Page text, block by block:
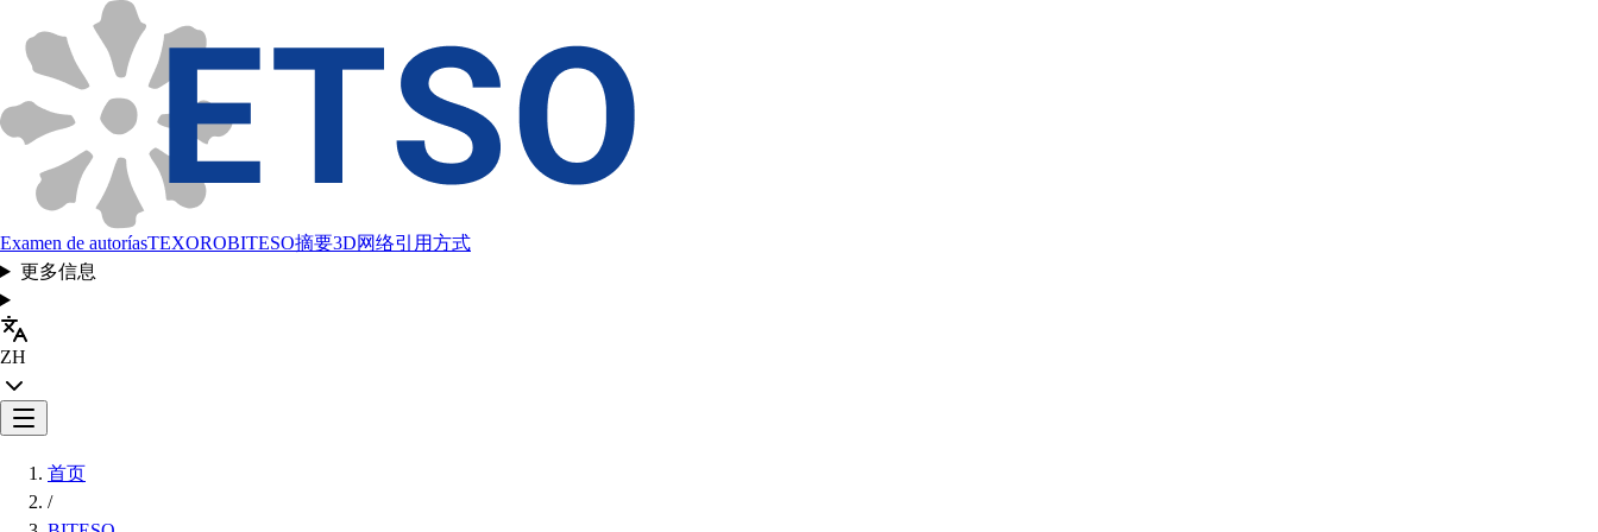
Examen de autoríasTEXOROBITESO摘要3D网络引用方式
更多信息
ZH
首页
/